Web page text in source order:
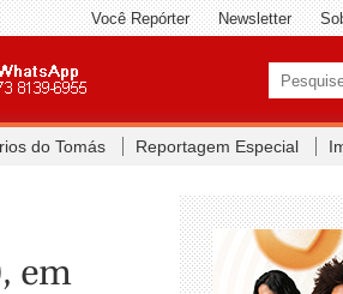
Você Repórter Newsletter
do Tomás Reportagem Especial
em